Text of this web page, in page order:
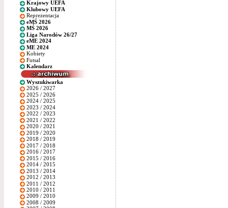
Krajowy UEFA
Klubowy UEFA
Reprezentacja
eMŚ 2026
MŚ 2026
Liga Narodów 26/27
eME 2024
ME 2024
Kobiety
Futsal
Kalendarz
Wyszukiwarka
2026 / 2027
2025 / 2026
2024 / 2025
2023 / 2024
2022 / 2023
2021 / 2022
2020 / 2021
2019 / 2020
2018 / 2019
2017 / 2018
2016 / 2017
2015 / 2016
2014 / 2015
2013 / 2014
2012 / 2013
2011 / 2012
2010 / 2011
2009 / 2010
2008 / 2009